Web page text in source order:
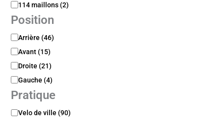
n
g
e
u
r
114 maillons (2)
Position
P
s
i
t
i
o
Arrière (46)
Avant (15)
Droite (21)
Gauche (4)
Pratique
P Velo de ville (90)